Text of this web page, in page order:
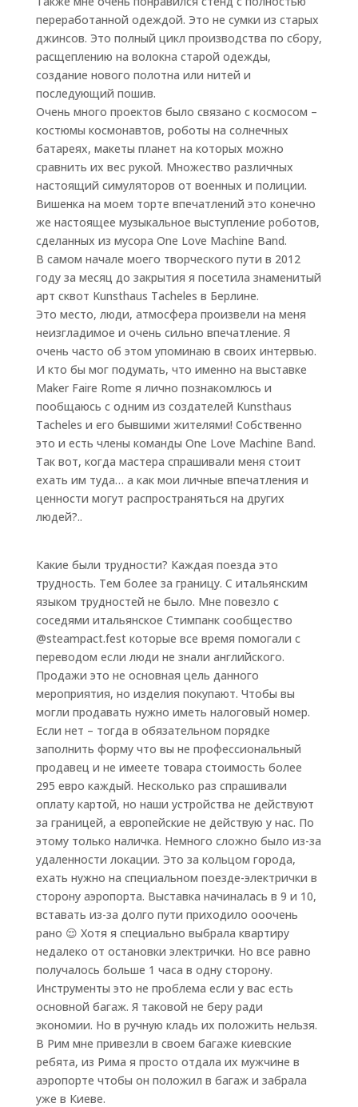
переработанной одеждой. Это не сумки из старых
джинсов. Это полный цикл производства по сбору,
расщеплению на волокна старой одежды,
создание нового полотна или нитей и
последующий пошив.
Очень много проектов было связано с космосом –
костюмы космонавтов, роботы на солнечных
батареях, макеты планет на которых можно
сравнить их вес рукой. Множество различных
настоящий симуляторов от военных и полиции.
Вишенка на моем торте впечатлений это конечно
же настоящее музыкальное выступление роботов,
сделанных из мусора One Love Machine Band.
В самом начале моего творческого пути в 2012
году за месяц до закрытия я посетила знаменитый
арт сквот Kunsthaus Tacheles в Берлине.
Это место, люди, атмосфера произвели на меня
неизгладимое и очень сильно впечатление. Я
очень часто об этом упоминаю в своих интервью.
И кто бы мог подумать, что именно на выставке
Maker Faire Rome я лично познакомлюсь и
пообщаюсь с одним из создателей Kunsthaus
Tacheles и его бывшими жителями! Собственно
это и есть члены команды One Love Machine Band.
Так вот, когда мастера спрашивали меня стоит
ехать им туда… а как мои личные впечатления и
ценности могут распространяться на других
людей?..
Какие были трудности? Каждая поезда это
трудность. Тем более за границу. С итальянским
языком трудностей не было. Мне повезло с
соседями итальянское Стимпанк сообщество
@steampact.fest которые все время помогали с
переводом если люди не знали английского.
Продажи это не основная цель данного
мероприятия, но изделия покупают. Чтобы вы
могли продавать нужно иметь налоговый номер.
Если нет – тогда в обязательном порядке
заполнить форму что вы не профессиональный
продавец и не имеете товара стоимость более
295 евро каждый. Несколько раз спрашивали
оплату картой, но наши устройства не действуют
за границей, а европейские не действую у нас. По
этому только наличка. Немного сложно было из-за
удаленности локации. Это за кольцом города,
ехать нужно на специальном поезде-электрички в
сторону аэропорта. Выставка начиналась в 9 и 10,
вставать из-за долго пути приходило ооочень
рано 😌 Хотя я специально выбрала квартиру
недалеко от остановки электрички. Но все равно
получалось больше 1 часа в одну сторону.
Инструменты это не проблема если у вас есть
основной багаж. Я таковой не беру ради
экономии. Но в ручную кладь их положить нельзя.
В Рим мне привезли в своем багаже киевские
ребята, из Рима я просто отдала их мужчине в
аэропорте чтобы он положил в багаж и забрала
уже в Киеве.